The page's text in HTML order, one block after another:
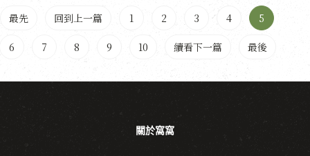
最先 回到上一篇 1 2 3 4 5
6 7 8 9 10 續看下一篇 最後
關於窩窩